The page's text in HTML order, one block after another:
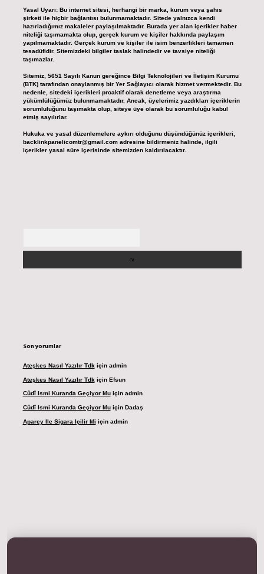
Yasal Uyarı: Bu internet sitesi, herhangi bir marka, kurum veya şahıs
şirketi ile hiçbir bağlantısı bulunmamaktadır. Sitede yalnızca kendi
hazırladığımız makaleler paylaşılmaktadır. Burada yer alan içerikler haber
niteliği taşımamakta olup, gerçek kurum ve kişiler hakkında paylaşım
yapılmamaktadır. Gerçek kurum ve kişiler ile isim benzerlikleri tamamen
tesadüfidir. Sitemizdeki bilgiler taslak halindedir ve tavsiye niteliği
taşımazlar.
Sitemiz, 5651 Sayılı Kanun gereğince Bilgi Teknolojileri ve İletişim Kurumu
(BTK) tarafından onaylanmış bir Yer Sağlayıcı olarak hizmet vermektedir. Bu
nedenle, sitedeki içerikleri proaktif olarak denetleme veya araştırma
yükümlülüğümüz bulunmamaktadır. Ancak, üyelerimiz yazdıkları içeriklerin
sorumluluğunu taşımakta olup, siteye üye olarak bu sorumluluğu kabul
etmiş sayılırlar.
Hukuka ve yasal düzenlemelere aykırı olduğunu düşündüğünüz içerikleri,
backlinkpanelicomtr@gmail.comadresine bildirmeniz halinde, ilgili
içerikler yasal süre içerisinde sitemizden kaldırılacaktır.
Son yorumlar
Ateşkes Nasıl Yazılır Tdk için admin
Ateşkes Nasıl Yazılır Tdk için Efsun
Cûdî Ismi Kuranda Geçiyor Muiçin admin
Cûdî Ismi Kuranda Geçiyor Muiçin Dadaş
Aparey Ile Sigara Içilir Mi için admin